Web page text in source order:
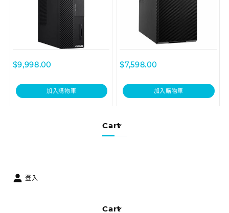
Cart
$9,998.00
加入購物車
$7,598.00
加入購物車
登入
Cart